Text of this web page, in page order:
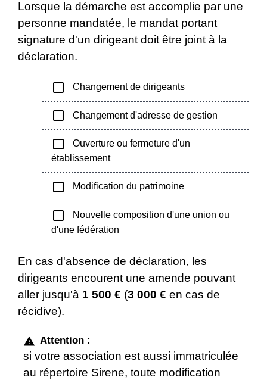
Lorsque la démarche est accomplie par une
personne mandatée, le mandat portant
signature d'un dirigeant doit être joint à la
déclaration.
check_box_outline_blank Changement de dirigeants
check_box_outline_blank Changement d'adresse de gestion
check_box_outline_blank
Ouverture ou fermeture d'un
établissement
check_box_outline_blank Modification du patrimoine
check_box_outline_blank
Nouvelle composition d'une union ou
d'une fédération
En cas d'absence de déclaration, les
dirigeants encourent une amende pouvant
aller jusqu'à 1 500 € (3 000 € en cas de
récidive).
warning Attention :
si votre association est aussi immatriculée
au répertoire Sirene, toute modification